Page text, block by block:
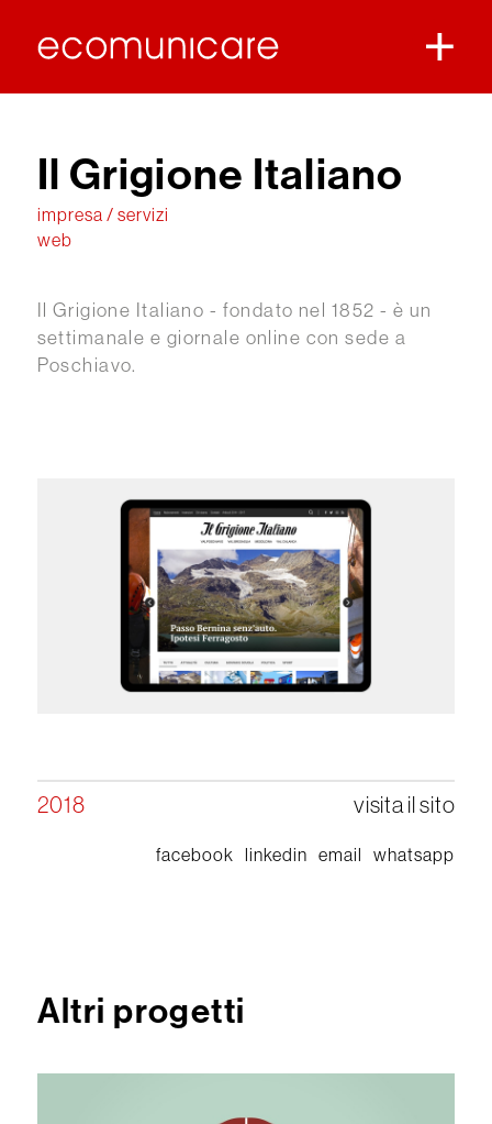
Il Grigione Italiano
impresa / servizi
web
Il Grigione Italiano - fondato nel 1852 - è un
settimanale e giornale online con sede a
Poschiavo.
2018 visita il sito
facebook linkedin email whatsapp
Altri progetti